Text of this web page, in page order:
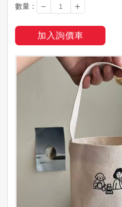
數量 : － ＋
加入詢價車